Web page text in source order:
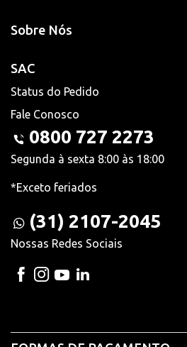
Sobre Nós
SAC
Status do Pedido
Fale Conosco
0800 727 2273
Segunda à sexta 8:00 às 18:00
*Exceto feriados
(31) 2107-2045
Nossas Redes Sociais